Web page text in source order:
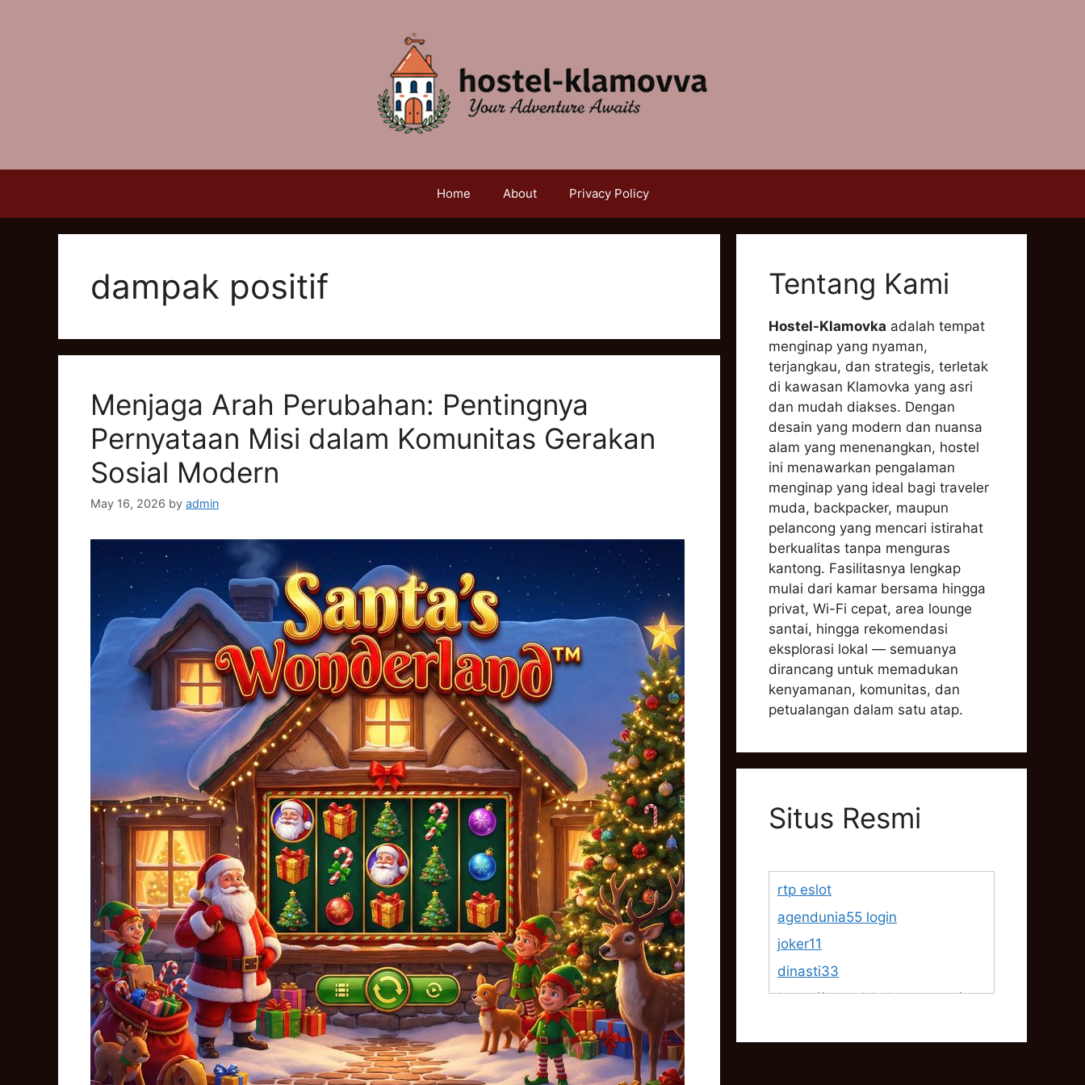
Home About Privacy Policy
dampak positif
Menjaga Arah Perubahan: Pentingnya
Pernyataan Misi dalam Komunitas Gerakan
Sosial Modern
May 16, 2026 by admin
Tentang Kami
Hostel-Klamovka adalah tempat
menginap yang nyaman,
terjangkau, dan strategis, terletak
di kawasan Klamovka yang asri
dan mudah diakses. Dengan
desain yang modern dan nuansa
alam yang menenangkan, hostel
ini menawarkan pengalaman
menginap yang ideal bagi traveler
muda, backpacker, maupun
pelancong yang mencari istirahat
berkualitas tanpa menguras
kantong. Fasilitasnya lengkap
mulai dari kamar bersama hingga
privat, Wi-Fi cepat, area lounge
santai, hingga rekomendasi
eksplorasi lokal — semuanya
dirancang untuk memadukan
kenyamanan, komunitas, dan
petualangan dalam satu atap.
Situs Resmi
rtp eslot
agendunia55 login
joker11
dinasti33
https://www.lsbphotos.com/tea
https://egalet.com/about-